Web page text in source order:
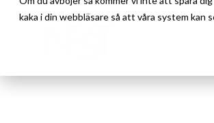
kaka i din webbläsare så att våra system kan